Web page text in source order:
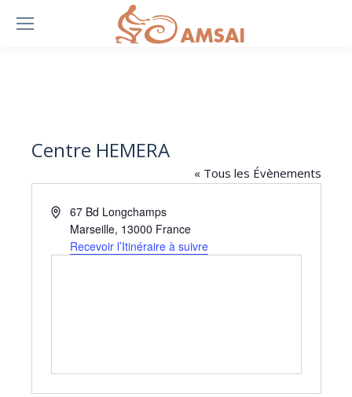
Centre HEMERA
« Tous les Évènements
Adresse67 Bd Longchamps
Marseille, 13000 France
Recevoir l’Itinéraire à suivre